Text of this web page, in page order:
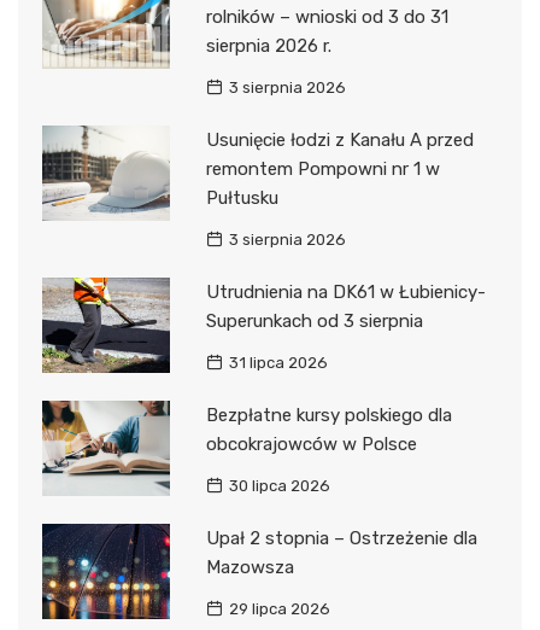
rolników – wnioski od 3 do 31
sierpnia 2026 r.
3 sierpnia 2026
Usunięcie łodzi z Kanału A przed
remontem Pompowni nr 1 w
Pułtusku
3 sierpnia 2026
Utrudnienia na DK61 w Łubienicy-
Superunkach od 3 sierpnia
31 lipca 2026
Bezpłatne kursy polskiego dla
obcokrajowców w Polsce
30 lipca 2026
Upał 2 stopnia – Ostrzeżenie dla
Mazowsza
29 lipca 2026